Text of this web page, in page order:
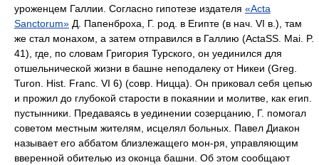
уроженцем Галлии. Согласно гипотезе издателя «Acta
Sanctorum» Д. Папенброха, Г. род. в Египте (в нач. VI в.), там
же стал монахом, а затем отправился в Галлию (ActaSS. Mai. P.
41), где, по словам Григория Турского, он уединился для
отшельнической жизни в башне неподалеку от Никеи (Greg.
Turon. Hist. Franc. VI 6) (совр. Ницца). Он приковал себя цепью
и прожил до глубокой старости в покаянии и молитве, как егип.
пустынники. Предаваясь в уединении созерцанию, Г. помогал
советом местным жителям, исцелял больных. Павел Диакон
называет его аббатом близлежащего мон-ря, управляющим
вверенной обителью из оконца башни. Об этом сообщают